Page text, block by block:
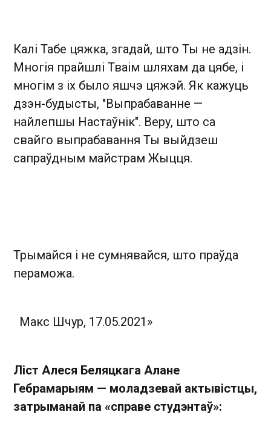
Калі Табе цяжка, згадай, што Ты не адзін.
Многія прайшлі Тваім шляхам да цябе, і
многім з іх было яшчэ цяжэй. Як кажуць
дзэн-будысты, "Выпрабаванне —
найлепшы Настаўнік". Веру, што са
свайго выпрабавання Ты выйдзеш
сапраўдным майстрам Жыцця.
Трымайся і не сумнявайся, што праўда
пераможа.
Макс Шчур, 17.05.2021»
Ліст Алеся Беляцкага Алане
Гебрамарыям — моладзевай актывістцы,
затрыманай па «справе студэнтаў»: